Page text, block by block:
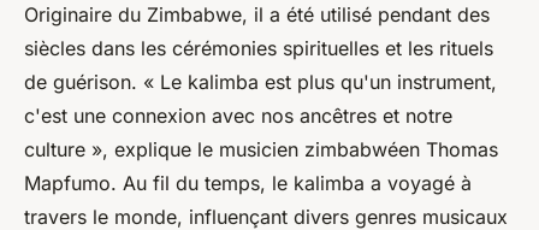
Originaire du Zimbabwe, il a été utilisé pendant des
siècles dans les cérémonies spirituelles et les rituels
de guérison. « Le kalimba est plus qu'un instrument,
c'est une connexion avec nos ancêtres et notre
culture », explique le musicien zimbabwéen Thomas
Mapfumo. Au fil du temps, le kalimba a voyagé à
travers le monde, influençant divers genres musicaux